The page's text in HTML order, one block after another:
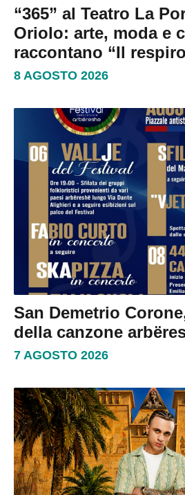
“365” al Teatro La
Oriolo: arte, moda e
raccontano “Il
8 AGOSTO 2026
San Demetrio
della canzone
7 AGOSTO 2026